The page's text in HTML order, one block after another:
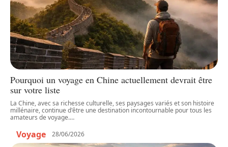
Pourquoi un voyage en Chine actuellement devrait être
sur votre liste
La Chine, avec sa richesse culturelle, ses paysages variés et son histoire
millénaire, continue d'être une destination incontournable pour tous les
amateurs de voyage.…
Voyage 28/06/2026